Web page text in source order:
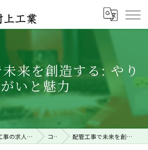
来を創造する: やり
がいと魅力
北海道札幌で配管工事の求人なら株式会社丸実村上工業 コラム 配管工事で未来を創造する: やりがいと魅力